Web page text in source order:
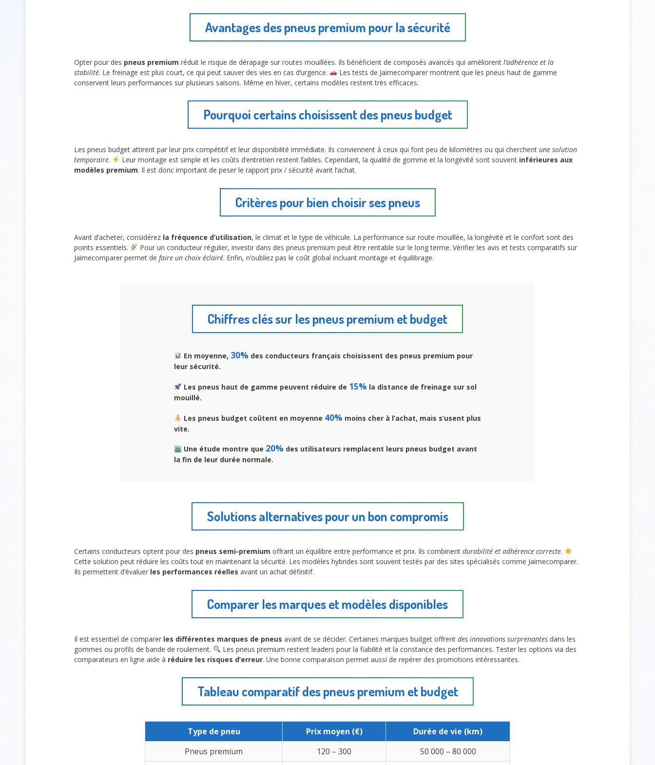
Avantages des pneus premium pour la sécurité
Opter pour des pneus premium réduit le risque de dérapage sur routes mouillées. Ils bénéficient de composés avancés qui améliorent l’adhérence et la
stabilité. Le freinage est plus court, ce qui peut sauver des vies en cas d’urgence.
Les tests de Jaimecomparer montrent que les pneus haut de gamme
conservent leurs performances sur plusieurs saisons. Même en hiver, certains modèles restent très efficaces.
Pourquoi certains choisissent des pneus budget
Les pneus budget attirent par leur prix compétitif et leur disponibilité immédiate. Ils conviennent à ceux qui font peu de kilomètres ou qui cherchent une solution
temporaire. Leur montage est simple et les coûts d’entretien restent faibles. Cependant, la qualité de gomme et la longévité sont souvent inférieures aux
modèles premium. Il est donc important de peser le rapport prix / sécurité avant l’achat.
Critères pour bien choisir ses pneus
Avant d’acheter, considérez la fréquence d’utilisation, le climat et le type de véhicule. La performance sur route mouillée, la longévité et le confort sont des
points essentiels.
Pour un conducteur régulier, investir dans des pneus premium peut être rentable sur le long terme. Vérifier les avis et tests comparatifs sur
Jaimecomparer permet de faire un choix éclairé. Enfin, n’oubliez pas le coût global incluant montage et équilibrage.
Chiffres clés sur les pneus premium et budget
En moyenne, 30% des conducteurs français choisissent des pneus premium pour
leur sécurité.
Les pneus haut de gamme peuvent réduire de 15% la distance de freinage sur sol
mouillé.
Les pneus budget coûtent en moyenne 40% moins cher à l’achat, mais s’usent plus
vite.
Une étude montre que 20% des utilisateurs remplacent leurs pneus budget avant
la fin de leur durée normale.
Solutions alternatives pour un bon compromis
Certains conducteurs optent pour des pneus semi-premium offrant un équilibre entre performance et prix. Ils combinent durabilité et adhérence correcte.
Cette solution peut réduire les coûts tout en maintenant la sécurité. Les modèles hybrides sont souvent testés par des sites spécialisés comme Jaimecomparer.
Ils permettent d’évaluer les performances réelles avant un achat définitif.
Comparer les marques et modèles disponibles
Il est essentiel de comparer les différentes marques de pneus avant de se décider. Certaines marques budget offrent des innovations surprenantes dans les
gommes ou profils de bande de roulement.
Les pneus premium restent leaders pour la fiabilité et la constance des performances. Tester les options via des
comparateurs en ligne aide à réduire les risques d’erreur. Une bonne comparaison permet aussi de repérer des promotions intéressantes.
Tableau comparatif des pneus premium et budget
Type de pneu Prix moyen (€)
Durée de vie (km)
Pneus premium
120 – 300
50 000 – 80 000